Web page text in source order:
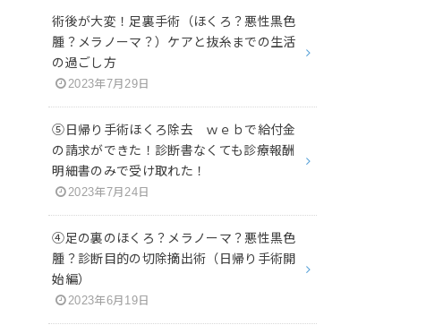
術後が大変！足裏手術（ほくろ？悪性黒色
腫？メラノーマ？）ケアと抜糸までの生活
の過ごし方
2023年7月29日
⑤日帰り手術ほくろ除去 ｗｅｂで給付金
の請求ができた！診断書なくても診療報酬
明細書のみで受け取れた！
2023年7月24日
④足の裏のほくろ？メラノーマ？悪性黒色
腫？診断目的の切除摘出術（日帰り手術開
始編）
2023年6月19日